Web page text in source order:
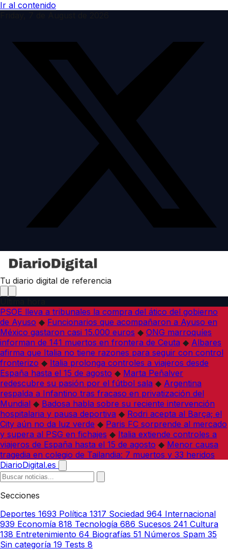
Ir al contenido
Tu diario digital de referencia
PSOE lleva a tribunales la compra del ático del gobierno
de Ayuso ◆ Funcionarios que acompañaron a Ayuso en
México gastaron casi 15.000 euros ◆ ONG marroquíes
informan de 141 muertos en frontera de Ceuta ◆ Albares
afirma que Italia no tiene razones para seguir con control
fronterizo ◆ Italia prolonga controles a viajeros desde
España hasta el 15 de agosto ◆ Marta Peñalver
redescubre su pasión por el fútbol sala ◆ Argentina
respalda a Infantino tras fracaso en privatización del
Mundial ◆ Badosa habla sobre su reciente intervención
hospitalaria y pausa deportiva ◆ Rodri acepta al Barça; el
City aún no da luz verde ◆ Paris FC sorprende al mercado
y supera al PSG en fichajes ◆ Italia extiende controles a
viajeros de España hasta el 15 de agosto ◆ Menor causa
tragedia en colegio de Tailandia: 7 muertos y 33 heridos
DiarioDigital.es
Secciones
Deportes 1693 Política 1317 Sociedad 964 Internacional
939 Economía 818 Tecnología 686 Sucesos 241 Cultura
138 Entretenimiento 64 Biografías 51 Números Spam 35
Sin categoría 19 Tests 8